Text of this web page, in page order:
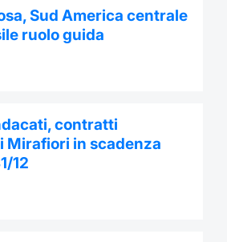
Sud America centrale
ruolo guida
contratti
Mirafiori in scadenza
12